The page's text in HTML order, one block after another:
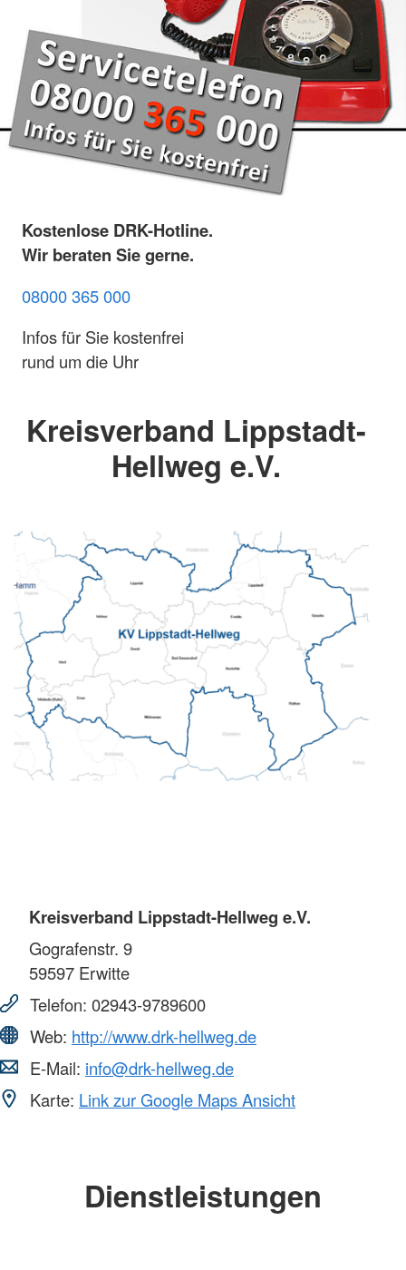
Kostenlose DRK-Hotline.
Wir beraten Sie gerne.
08000 365 000
Infos für Sie kostenfrei
rund um die Uhr
Kreisverband Lippstadt-
Hellweg e.V.
Kreisverband Lippstadt-Hellweg e.V.
Gografenstr. 9
59597 Erwitte
Telefon: 02943-9789600
Web: http://www.drk-hellweg.de
E-Mail: info@drk-hellweg.de
Karte: Link zur Google Maps Ansicht
Dienstleistungen